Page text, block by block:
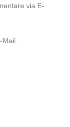
via E-
Mail.